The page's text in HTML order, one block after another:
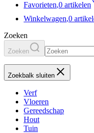
Favorieten,0 artikelen
Winkelwagen,0
Zoeken
Zoeken
Zoekbalk sluiten
Verf
Vloeren
Gereedschap
Hout
Tuin